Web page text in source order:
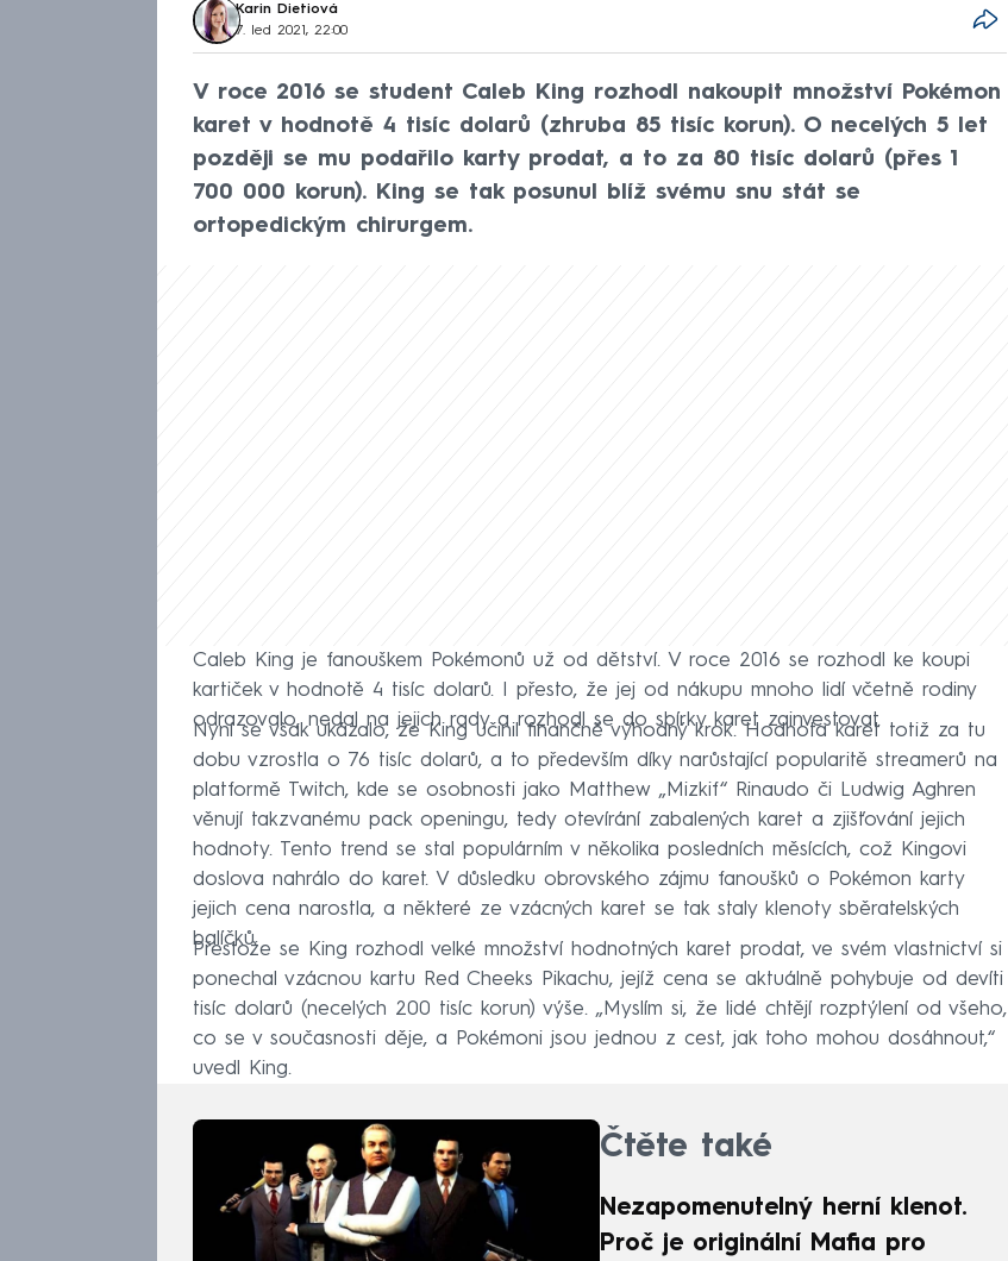
Karin Dietiová
7. led 2021, 22:00
V roce 2016 se student Caleb King rozhodl nakoupit množství Pokémon
karet v hodnotě 4 tisíc dolarů (zhruba 85 tisíc korun). O necelých 5 let
později se mu podařilo karty prodat, a to za 80 tisíc dolarů (přes 1
700 000 korun). King se tak posunul blíž svému snu stát se
ortopedickým chirurgem.
Caleb King je fanouškem Pokémonů už od dětství. V roce 2016 se rozhodl ke koupi
kartiček v hodnotě 4 tisíc dolarů. I přesto, že jej od nákupu mnoho lidí včetně rodiny
odrazovalo, nedal na jejich rady a rozhodl se do sbírky karet zainvestovat.
Nyní se však ukázalo, že King učinil finančně výhodný krok. Hodnota karet totiž za tu
dobu vzrostla o 76 tisíc dolarů, a to především díky narůstající popularitě streamerů na
platformě Twitch, kde se osobnosti jako Matthew „Mizkif“ Rinaudo či Ludwig Aghren
věnují takzvanému pack openingu, tedy otevírání zabalených karet a zjišťování jejich
hodnoty. Tento trend se stal populárním v několika posledních měsících, což Kingovi
doslova nahrálo do karet. V důsledku obrovského zájmu fanoušků o Pokémon karty
jejich cena narostla, a některé ze vzácných karet se tak staly klenoty sběratelských
balíčků.
Přestože se King rozhodl velké množství hodnotných karet prodat, ve svém vlastnictví si
ponechal vzácnou kartu Red Cheeks Pikachu, jejíž cena se aktuálně pohybuje od devíti
tisíc dolarů (necelých 200 tisíc korun) výše. „Myslím si, že lidé chtějí rozptýlení od všeho,
co se v současnosti děje, a Pokémoni jsou jednou z cest, jak toho mohou dosáhnout,“
uvedl King.
Čtěte také
Nezapomenutelný herní klenot.
Proč je originální Mafia pro